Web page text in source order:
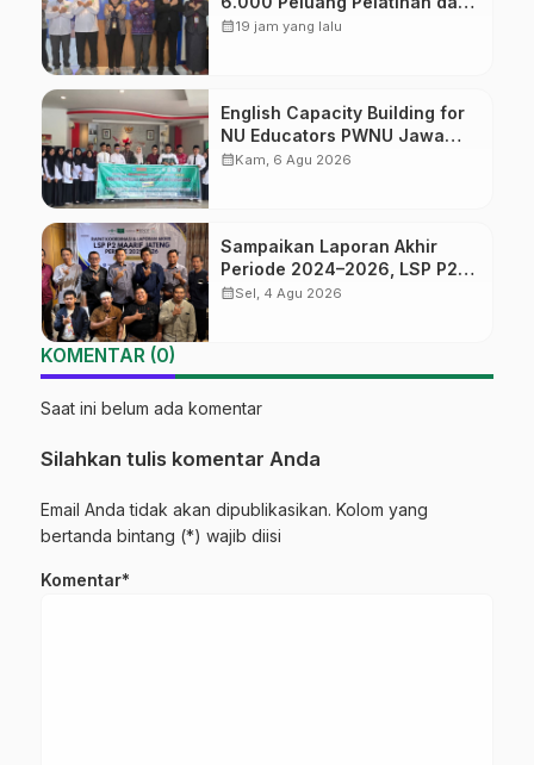
Sertifikasi bagi Lulusan SMK
calendar_month19 jam yang lalu
English Capacity Building for
NU Educators PWNU Jawa
Tengah Batch#4; Membuka
calendar_monthKam, 6 Agu 2026
Sampaikan Laporan Akhir
Periode 2024–2026, LSP P2
Ma’arif NU Jateng Mantapkan
calendar_monthSel, 4 Agu 2026
KOMENTAR (0)
Saat ini belum ada komentar
Silahkan tulis komentar Anda
Email Anda tidak akan dipublikasikan. Kolom yang
bertanda bintang (*) wajib diisi
Komentar*